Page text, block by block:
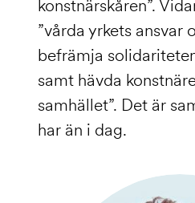
konstnärskåren”.
”vårda yrkets ansvar
befrämja
samt hävda
samhället”. Det är
har än i dag.